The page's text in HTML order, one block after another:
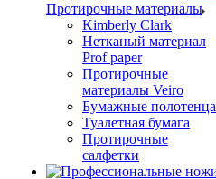
Протирочные материалы
Kimberly Clark
Нетканый материал
Prof paper
Протирочные
материалы Veiro
Бумажные полотенца
Туалетная бумага
Протирочные
салфетки